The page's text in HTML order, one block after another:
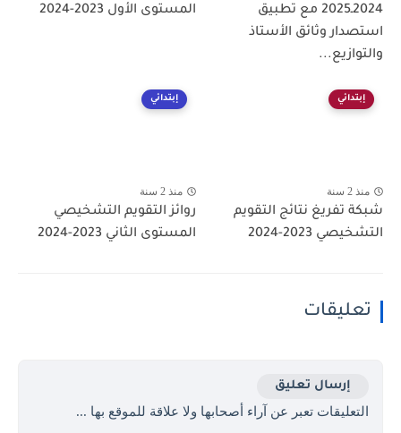
2024ـ2025 مع تطبيق
استصدار وثائق الأستاذ
والتوازيع...
المستوى الأول 2023-2024
إبتدائي
منذ 2 سنة
شبكة تفريغ نتائج التقويم
التشخيصي 2023-2024
إبتدائي
منذ 2 سنة
روائز التقويم التشخيصي
المستوى الثاني 2023-2024
تعليقات
إرسال تعليق
التعليقات تعبر عن آراء أصحابها ولا علاقة للموقع بها ...